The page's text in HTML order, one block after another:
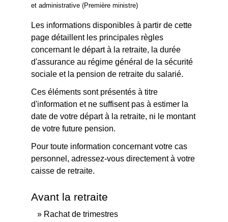
et administrative (Première ministre)
Les informations disponibles à partir de cette
page détaillent les principales règles
concernant le départ à la retraite, la durée
d'assurance au régime général de la sécurité
sociale et la pension de retraite du salarié.
Ces éléments sont présentés à titre
d'information et ne suffisent pas à estimer la
date de votre départ à la retraite, ni le montant
de votre future pension.
Pour toute information concernant votre cas
personnel, adressez-vous directement à votre
caisse de retraite.
Avant la retraite
Rachat de trimestres